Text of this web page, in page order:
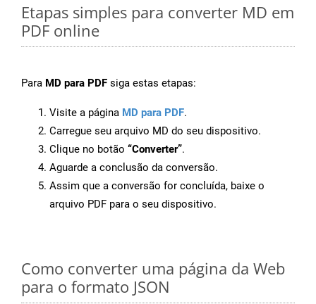
Etapas simples para converter MD em
PDF online
Para MD para PDF siga estas etapas:
Visite a página MD para PDF.
Carregue seu arquivo MD do seu dispositivo.
Clique no botão “Converter”.
Aguarde a conclusão da conversão.
Assim que a conversão for concluída, baixe o
arquivo PDF para o seu dispositivo.
Como converter uma página da Web
para o formato JSON